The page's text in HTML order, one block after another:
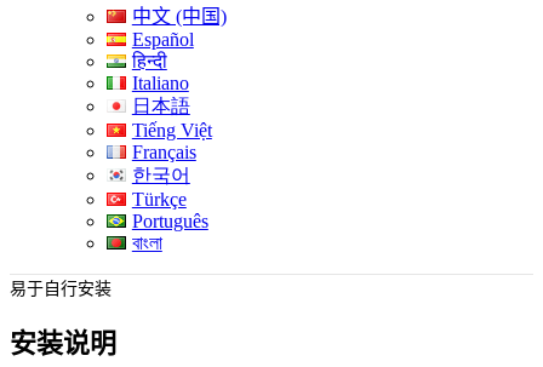
中文 (中国)
Español
हिन्दी
Italiano
日本語
Tiếng Việt
Français
한국어
Türkçe
Português
বাংলা
易于自行安装
安装说明